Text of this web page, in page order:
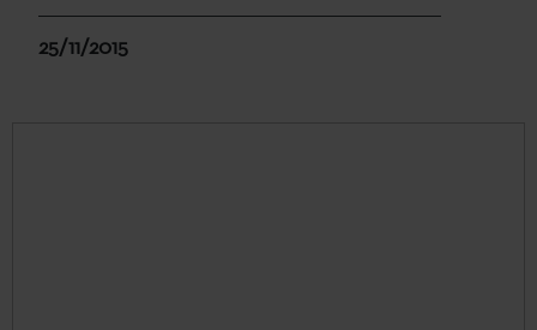
25/11/2015